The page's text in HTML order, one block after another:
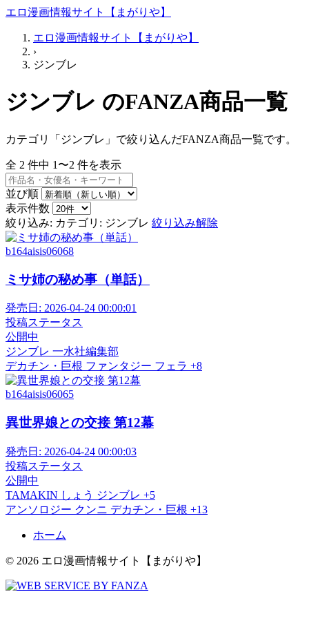
エロ漫画情報サイト【まがりや】
エロ漫画情報サイト【まがりや】
›
ジンブレ
ジンブレ のFANZA商品一覧
カテゴリ「ジンブレ」で絞り込んだFANZA商品一覧です。
全 2 件中 1〜2 件を表示
並び順
表示件数
絞り込み: カテゴリ: ジンブレ 絞り込み解除
b164aisis06068
ミサ姉の秘め事（単話）
発売日: 2026-04-24 00:00:01
投稿ステータス
公開中
ジンブレ 一水社編集部
デカチン・巨根 ファンタジー フェラ +8
b164aisis06065
異世界娘との交接 第12幕
発売日: 2026-04-24 00:00:03
投稿ステータス
公開中
TAMAKIN しょう ジンブレ +5
アンソロジー クンニ デカチン・巨根 +13
ホーム
© 2026 エロ漫画情報サイト【まがりや】